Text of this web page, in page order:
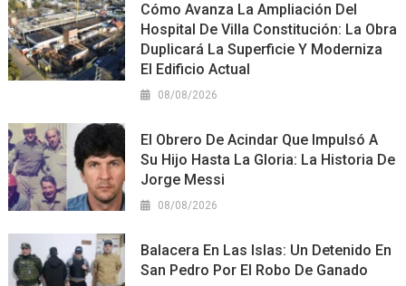
Cómo Avanza La Ampliación Del
Hospital De Villa Constitución: La Obra
Duplicará La Superficie Y Moderniza
El Edificio Actual
08/08/2026
El Obrero De Acindar Que Impulsó A
Su Hijo Hasta La Gloria: La Historia De
Jorge Messi
08/08/2026
Balacera En Las Islas: Un Detenido En
San Pedro Por El Robo De Ganado